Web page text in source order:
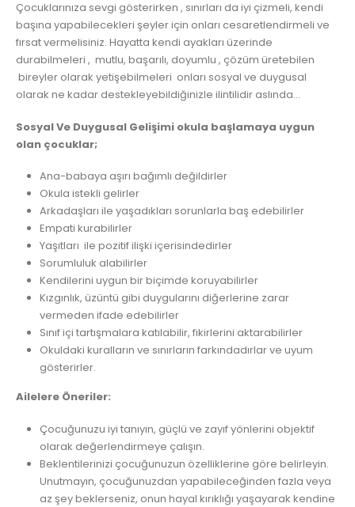
Çocuklarınıza sevgi gösterirken , sınırları da iyi çizmeli, kendi
başına yapabilecekleri şeyler için onları cesaretlendirmeli ve
fırsat vermelisiniz. Hayatta kendi ayakları üzerinde
durabilmeleri , mutlu, başarılı, doyumlu , çözüm üretebilen
bireyler olarak yetişebilmeleri onları sosyal ve duygusal
olarak ne kadar destekleyebildiğinizle ilintilidir aslında…
Sosyal Ve Duygusal Gelişimi okula başlamaya uygun
olan çocuklar;
Ana-babaya aşırı bağımlı değildirler
Okula istekli gelirler
Arkadaşları ile yaşadıkları sorunlarla baş edebilirler
Empati kurabilirler
Yaşıtları ile pozitif ilişki içerisindedirler
Sorumluluk alabilirler
Kendilerini uygun bir biçimde koruyabilirler
Kızgınlık, üzüntü gibi duygularını diğerlerine zarar
vermeden ifade edebilirler
Sınıf içi tartışmalara katılabilir, fikirlerini aktarabilirler
Okuldaki kuralların ve sınırların farkındadırlar ve uyum
gösterirler.
Ailelere Öneriler:
Çocuğunuzu iyi tanıyın, güçlü ve zayıf yönlerini objektif
olarak değerlendirmeye çalışın.
Beklentilerinizi çocuğunuzun özelliklerine göre belirleyin.
Unutmayın, çocuğunuzdan yapabileceğinden fazla veya
az şey beklerseniz, onun hayal kırıklığı yaşayarak kendine